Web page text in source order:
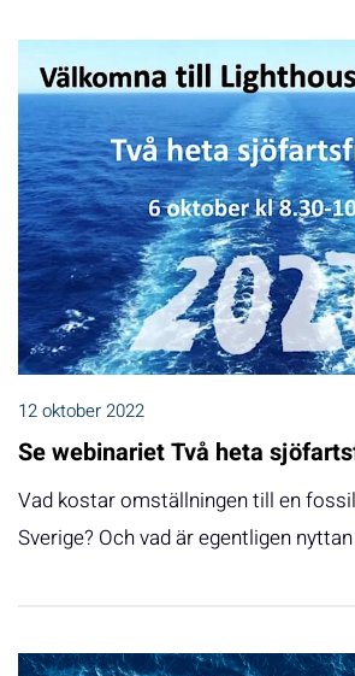
12 oktober 2022
Se webinariet Två heta
Vad kostar omställningen till en
Sverige? Och vad är egentligen